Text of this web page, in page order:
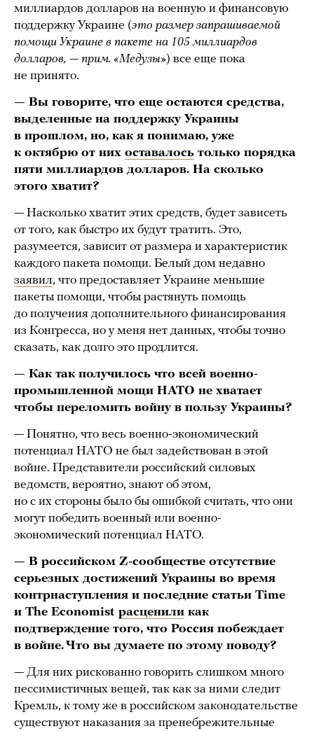
миллиардов долларов на военную и финансовую
поддержку Украине (это размер запрашиваемой
помощи Украине в пакете на 105 миллиардов
долларов, — прим. «Медузы») все еще пока
не принято.
— Вы говорите, что еще остаются средства,
выделенные на поддержку Украины
в прошлом, но, как я понимаю, уже
к октябрю от них оставалось только порядка
пяти миллиардов долларов. На сколько
этого хватит?
— Насколько хватит этих средств, будет зависеть
от того, как быстро их будут тратить. Это,
разумеется, зависит от размера и характеристик
каждого пакета помощи. Белый дом недавно
заявил, что предоставляет Украине меньшие
пакеты помощи, чтобы растянуть помощь
до получения дополнительного финансирования
из Конгресса, но у меня нет данных, чтобы точно
сказать, как долго это продлится.
— Как так получилось что всей военно-
промышленной мощи НАТО не хватает
чтобы переломить войну в пользу Украины?
— Понятно, что весь военно-экономический
потенциал НАТО не был задействован в этой
войне. Представители российский силовых
ведомств, вероятно, знают об этом,
но с их стороны было бы ошибкой считать, что они
могут победить военный или военно-
экономический потенциал НАТО.
— В российском Z-сообществе отсутствие
серьезных достижений Украины во время
контрнаступления и последние статьи Time
и The Economist расценили как
подтверждение того, что Россия побеждает
в войне. Что вы думаете по этому поводу?
— Для них рискованно говорить слишком много
пессимистичных вещей, так как за ними следит
Кремль, к тому же в российском законодательстве
существуют наказания за пренебрежительные